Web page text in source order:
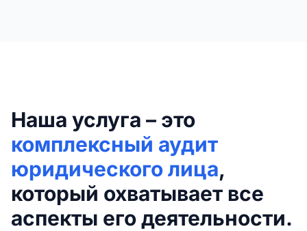
Наша услуга – это
комплексный аудит
юридического лица,
который охватывает все
аспекты его деятельности.